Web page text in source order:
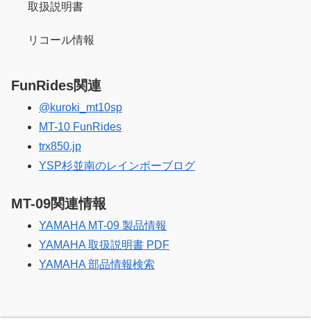
取扱説明書
リコール情報
FunRides関連
@kuroki_mt10sp
MT-10 FunRides
trx850.jp
YSP杉並南のレインボーブログ
MT-09関連情報
YAMAHA MT-09 製品情報
YAMAHA 取扱説明書 PDF
YAMAHA 部品情報検索